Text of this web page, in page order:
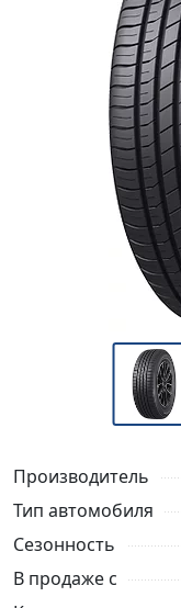
Производитель
Тип автомобиля
Сезонность
В продаже с